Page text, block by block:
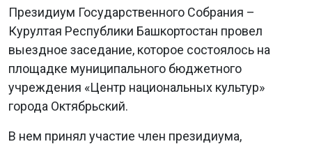
Президиум Государственного Собрания –
Курултая Республики Башкортостан провел
выездное заседание, которое состоялось на
площадке муниципального бюджетного
учреждения «Центр национальных культур»
города Октябрьский.
В нем принял участие член президиума,